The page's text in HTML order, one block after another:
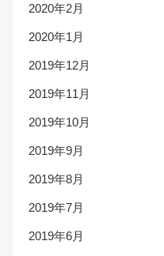
2020年2月
2020年1月
2019年12月
2019年11月
2019年10月
2019年9月
2019年8月
2019年7月
2019年6月